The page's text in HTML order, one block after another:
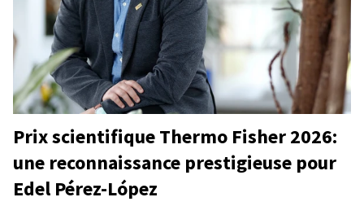
Prix scientifique Thermo Fisher 2026:
une reconnaissance prestigieuse pour
Edel Pérez-López